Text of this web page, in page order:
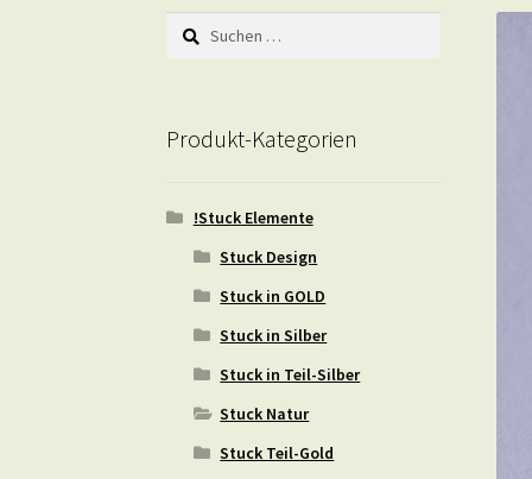
Suchen
nach:
Produkt-Kategorien
!Stuck Elemente
Stuck Design
Stuck in GOLD
Stuck in Silber
Stuck in Teil-Silber
Stuck Natur
Stuck Teil-Gold